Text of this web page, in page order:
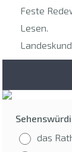
Feste
Lesen.
das